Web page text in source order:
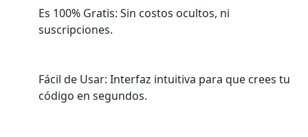
Es 100% Gratis: Sin costos ocultos, ni
suscripciones.
Fácil de Usar: Interfaz intuitiva para que crees tu
código en segundos.